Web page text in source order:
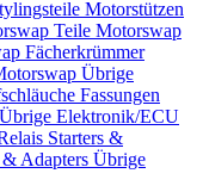
Motorstützen
Teile Motorswap
Fächerkrümmer
Übrige
Fassungen
Elektronik/ECU
Starters &
Adapters Übrige